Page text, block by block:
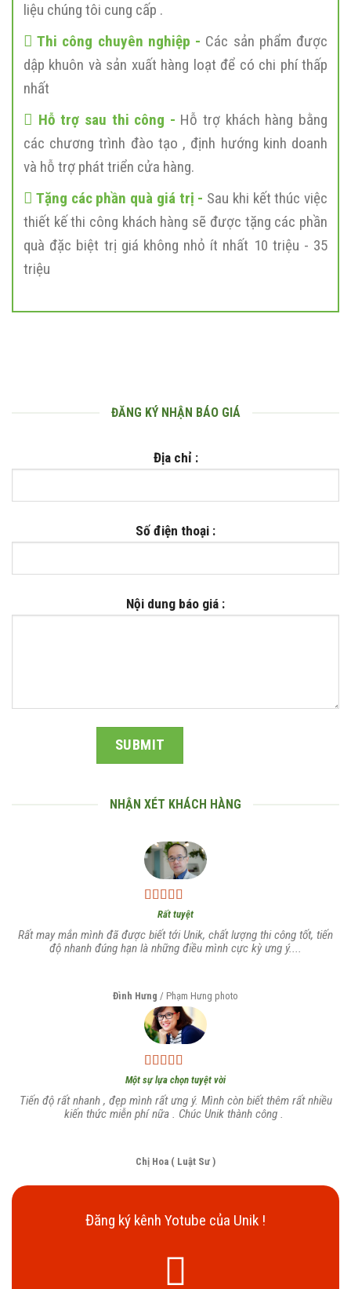
liệu chúng tôi cung cấp .
Thi công chuyên nghiệp - Các sản phẩm được
dập khuôn và sản xuất hàng loạt để có chi phí thấp
nhất
Hỗ trợ sau thi công - Hỗ trợ khách hàng bằng
các chương trình đào tạo , định hướng kinh doanh
và hỗ trợ phát triển cửa hàng.
Tặng các phần quà giá trị - Sau khi kết thúc việc
thiết kế thi công khách hàng sẽ được tặng các phần
quà đặc biệt trị giá không nhỏ ít nhất 10 triệu - 35
triệu
ĐĂNG KÝ NHẬN BÁO GIÁ
Địa chỉ :
Số điện thoại :
Nội dung báo giá :
NHẬN XÉT KHÁCH HÀNG
Rất tuyệt
Rất may mắn mình đã được biết tới Unik, chất lượng thi công tốt, tiến
độ nhanh đúng hạn là những điều mình cực kỳ ưng ý....
Đình Hưng / Phạm Hưng photo
Một sự lựa chọn tuyệt vời
Tiến độ rất nhanh , đẹp mình rất ưng ý. Mình còn biết thêm rất nhiều
kiến thức miễn phí nữa . Chúc Unik thành công .
Chị Hoa ( Luật Sư )
Đăng ký kênh Yotube của Unik !